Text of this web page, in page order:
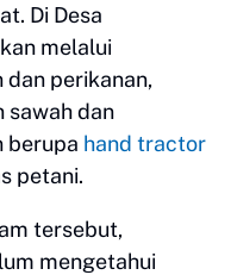
Di Desa
melalui
perikanan,
sawah dan
berupa hand tractor
petani.
tersebut,
mengetahui